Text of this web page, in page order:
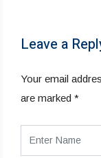
Leave a
Your email
are marked *